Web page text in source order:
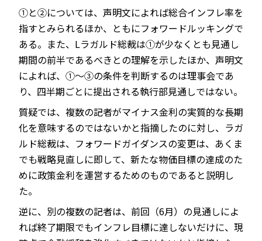
①と②については、声明文によれば総合インフレ率を
指すとみられるほか、ともにフォワードルッキングで
ある。また、Lラガルド総裁は①が少なくとも見通し
期間の前半であるべきとの理解を示したほか、声明文
によれば、①～③の条件を判断するのは理事会であ
り、四半期ごとに提出される執行部見通しではない。
質疑では、複数の記者がマイナス金利の実質的な長期
化を意味するのではないかと指摘したのに対し、ラガ
ルド総裁は、フォワードガイダンスの変更は、あくま
でも戦略見直しに即して、新たな物価目標の達成のた
めに政策金利を運営するためのものであると説明し
た。
逆に、別の複数の記者は、前回（6月）の見通しによ
れば終了期限でもインフレ目標に達しないだけに、現